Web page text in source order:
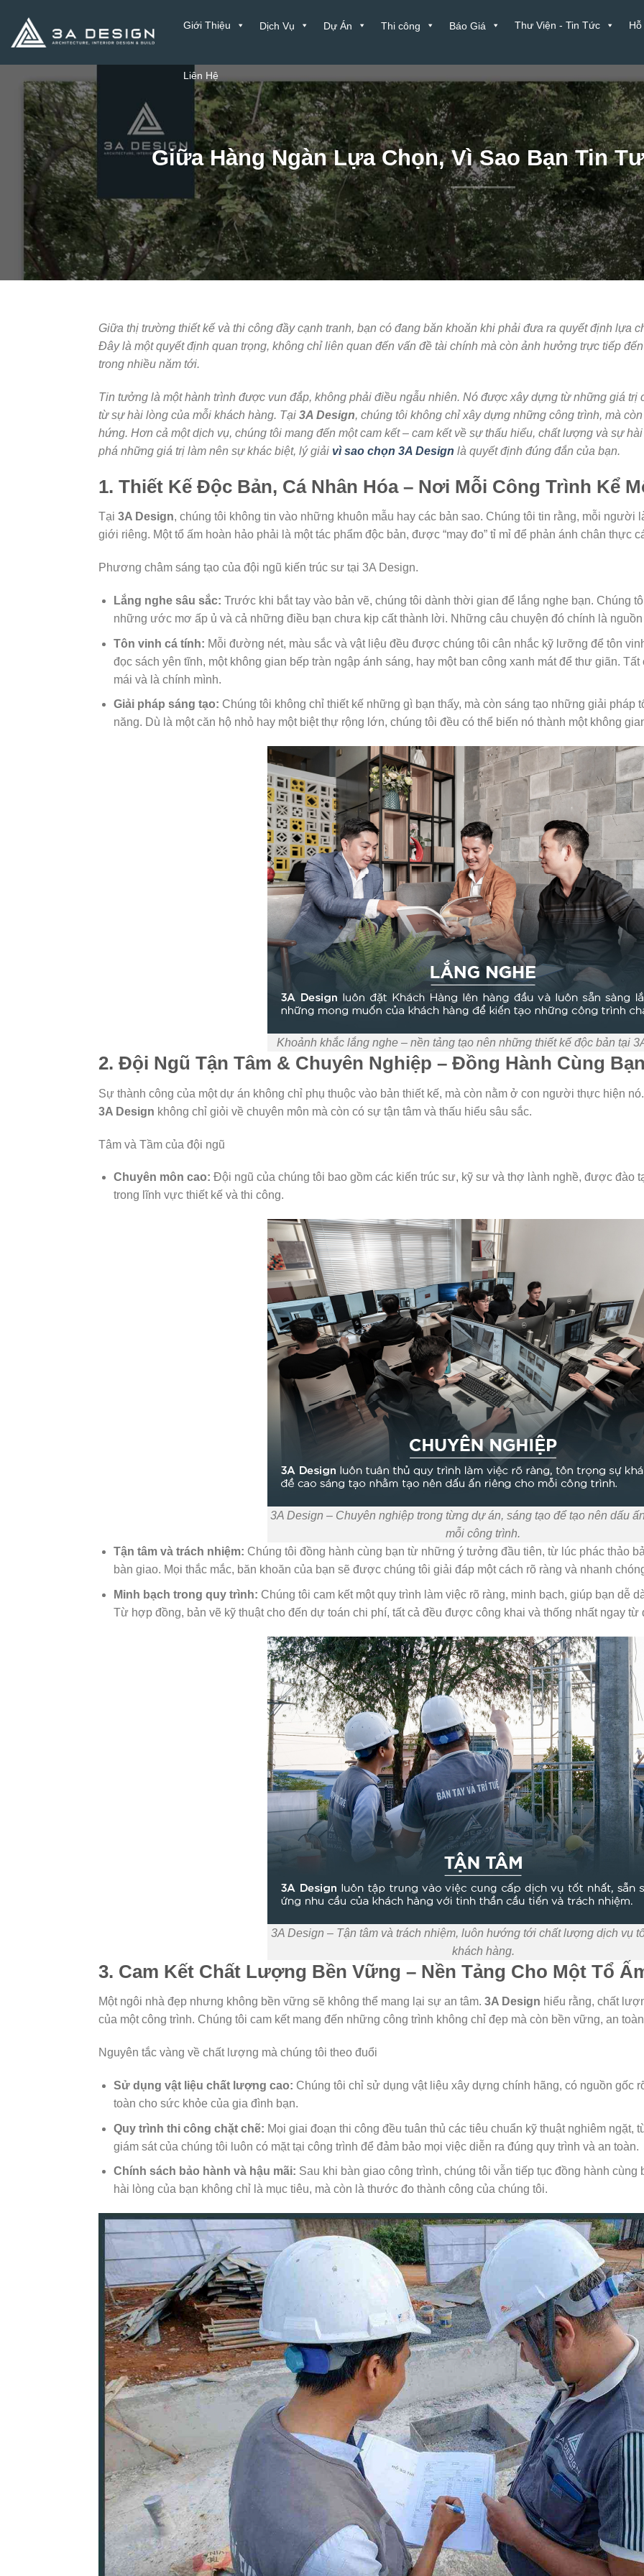
nội
dung
Giới Thiệu Dịch Vụ Dự Án Thi công Báo Giá Thư Viện - Tin Tức
Liên Hệ
Giữa Hàng Ngàn Lựa Chọn, Vì Sao Bạn Tin
Giữa thị trường thiết kế và thi công đầy cạnh tranh, bạn có đang băn khoăn khi phải đưa ra quyết định lựa
Đây là một quyết định quan trọng, không chỉ liên quan đến vấn đề tài chính mà còn ảnh hưởng trực tiếp
trong nhiều năm tới.
Tin tưởng là một hành trình được vun đắp, không phải điều ngẫu nhiên. Nó được xây dựng từ những giá trị
từ sự hài lòng của mỗi khách hàng. Tại 3A Design, chúng tôi không chỉ xây dựng những công trình, mà
hứng. Hơn cả một dịch vụ, chúng tôi mang đến một cam kết – cam kết về sự thấu hiểu, chất lượng và sự
phá những giá trị làm nên sự khác biệt, lý giải vì sao chọn 3A Design là quyết định đúng đắn của bạn.
1. Thiết Kế Độc Bản, Cá Nhân Hóa – Nơi Mỗi Công Trình Kể
Tại 3A Design, chúng tôi không tin vào những khuôn mẫu hay các bản sao. Chúng tôi tin rằng, mỗi người
giới riêng. Một tổ ấm hoàn hảo phải là một tác phẩm độc bản, được “may đo” tỉ mỉ để phản ánh chân thực
Phương châm sáng tạo của đội ngũ kiến trúc sư tại 3A Design.
Lắng nghe sâu sắc: Trước khi bắt tay vào bản vẽ, chúng tôi dành thời gian để lắng nghe bạn. Chúng
những ước mơ ấp ủ và cả những điều bạn chưa kịp cất thành lời. Những câu chuyện đó chính là
Tôn vinh cá tính: Mỗi đường nét, màu sắc và vật liệu đều được chúng tôi cân nhắc kỹ lưỡng để tôn
đọc sách yên tĩnh, một không gian bếp tràn ngập ánh sáng, hay một ban công xanh mát để thư giãn.
mái và là chính mình.
Giải pháp sáng tạo: Chúng tôi không chỉ thiết kế những gì bạn thấy, mà còn sáng tạo những giải pháp
năng. Dù là một căn hộ nhỏ hay một biệt thự rộng lớn, chúng tôi đều có thể biến nó thành một không
Khoảnh khắc lắng nghe – nền tảng tạo nên những thiết kế độc bản tại
2. Đội Ngũ Tận Tâm & Chuyên Nghiệp – Đồng Hành Cùng
Sự thành công của một dự án không chỉ phụ thuộc vào bản thiết kế, mà còn nằm ở con người thực hiện
3A Design không chỉ giỏi về chuyên môn mà còn có sự tận tâm và thấu hiểu sâu sắc.
Tâm và Tầm của đội ngũ
Chuyên môn cao: Đội ngũ của chúng tôi bao gồm các kiến trúc sư, kỹ sư và thợ lành nghề, được đào
trong lĩnh vực thiết kế và thi công.
3A Design – Chuyên nghiệp trong từng dự án, sáng tạo để tạo nên dấu
mỗi công trình.
Tận tâm và trách nhiệm: Chúng tôi đồng hành cùng bạn từ những ý tưởng đầu tiên, từ lúc phác thảo
bàn giao. Mọi thắc mắc, băn khoăn của bạn sẽ được chúng tôi giải đáp một cách rõ ràng và nhanh
Minh bạch trong quy trình: Chúng tôi cam kết một quy trình làm việc rõ ràng, minh bạch, giúp bạn dễ
Từ hợp đồng, bản vẽ kỹ thuật cho đến dự toán chi phí, tất cả đều được công khai và thống nhất ngay từ
3A Design – Tận tâm và trách nhiệm, luôn hướng tới chất lượng dịch vụ
khách hàng.
3. Cam Kết Chất Lượng Bền Vững – Nền Tảng Cho Một Tổ
Một ngôi nhà đẹp nhưng không bền vững sẽ không thể mang lại sự an tâm. 3A Design hiểu rằng, chất
của một công trình. Chúng tôi cam kết mang đến những công trình không chỉ đẹp mà còn bền vững, an
Nguyên tắc vàng về chất lượng mà chúng tôi theo đuổi
Sử dụng vật liệu chất lượng cao: Chúng tôi chỉ sử dụng vật liệu xây dựng chính hãng, có nguồn gốc
toàn cho sức khỏe của gia đình bạn.
Quy trình thi công chặt chẽ: Mọi giai đoạn thi công đều tuân thủ các tiêu chuẩn kỹ thuật nghiêm
giám sát của chúng tôi luôn có mặt tại công trình để đảm bảo mọi việc diễn ra đúng quy trình và an toàn.
Chính sách bảo hành và hậu mãi: Sau khi bàn giao công trình, chúng tôi vẫn tiếp tục đồng hành
hài lòng của bạn không chỉ là mục tiêu, mà còn là thước đo thành công của chúng tôi.